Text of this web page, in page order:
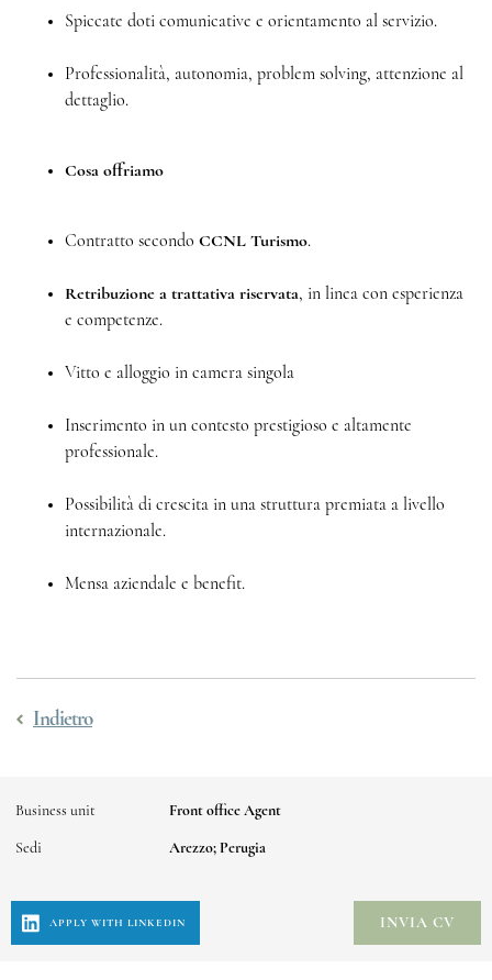
Spiccate doti comunicative e orientamento al servizio.
Professionalità, autonomia, problem solving, attenzione al
dettaglio.
Cosa offriamo
Contratto secondo CCNL Turismo.
Retribuzione a trattativa riservata, in linea con esperienza
e competenze.
Vitto e alloggio in camera singola
Inserimento in un contesto prestigioso e altamente
professionale.
Possibilità di crescita in una struttura premiata a livello
internazionale.
Mensa aziendale e benefit.
Indietro
Business unit Front office Agent
Sedi Arezzo; Perugia